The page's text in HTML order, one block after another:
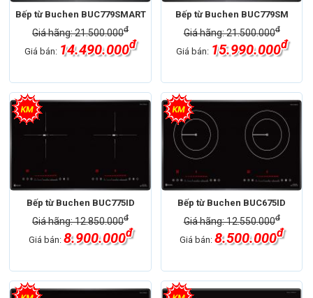
Bếp từ Buchen BUC779SMART
Giá hãng: 21.500.000đ
Giá bán: 14.490.000đ
Bếp từ Buchen BUC779SM
Giá hãng: 21.500.000đ
Giá bán: 15.990.000đ
Bếp từ Buchen BUC775ID
Giá hãng: 12.850.000đ
Giá bán: 8.900.000đ
Bếp từ Buchen BUC675ID
Giá hãng: 12.550.000đ
Giá bán:8.500.000đ